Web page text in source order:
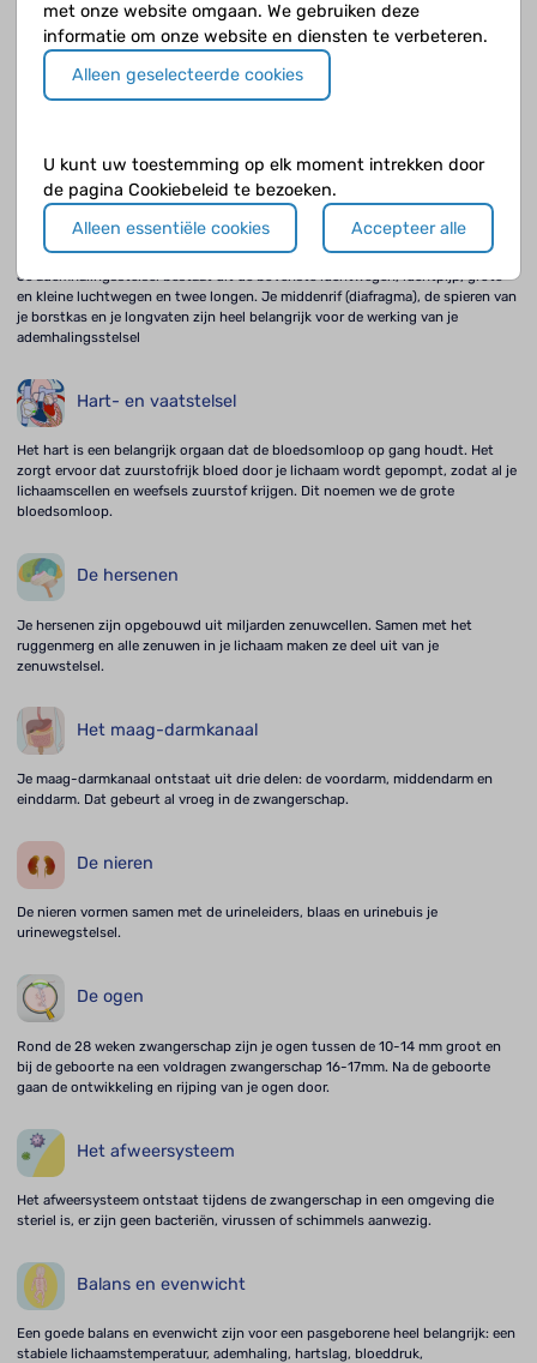
Voor de geboorte krijgt de foetus voedingsstoffen en zuurstof via het bloed
van de moeder.
Vroeggeboorte en mogelijke problemen
rijping van belangrijke organen en systemen kijkt tijdens de zwangerschap.
De longen en ademhaling
Je ademhalingsstelsel bestaat uit de bovenste luchtwegen, luchtpijp, grote
en kleine luchtwegen en twee longen. Je middenrif (diafragma), de spieren van
je borstkas en je longvaten zijn heel belangrijk voor de werking van je
ademhalingsstelsel
Hart- en vaatstelsel
Het hart is een belangrijk orgaan dat de bloedsomloop op gang houdt. Het
zorgt ervoor dat zuurstofrijk bloed door je lichaam wordt gepompt, zodat al je
lichaamscellen en weefsels zuurstof krijgen. Dit noemen we de grote
bloedsomloop.
De hersenen
Je hersenen zijn opgebouwd uit miljarden zenuwcellen. Samen met het
ruggenmerg en alle zenuwen in je lichaam maken ze deel uit van je
zenuwstelsel.
Het maag-darmkanaal
Je maag-darmkanaal ontstaat uit drie delen: de voordarm, middendarm en
einddarm. Dat gebeurt al vroeg in de zwangerschap.
De nieren
De nieren vormen samen met de urineleiders, blaas en urinebuis je
urinewegstelsel.
De ogen
Rond de 28 weken zwangerschap zijn je ogen tussen de 10-14 mm groot en
bij de geboorte na een voldragen zwangerschap 16-17mm. Na de geboorte
gaan de ontwikkeling en rijping van je ogen door.
Het afweersysteem
Het afweersysteem ontstaat tijdens de zwangerschap in een omgeving die
steriel is, er zijn geen bacteriën, virussen of schimmels aanwezig.
Balans en evenwicht
Een goede balans en evenwicht zijn voor een pasgeborene heel belangrijk: een
stabiele lichaamstemperatuur, ademhaling, hartslag, bloeddruk,
met onze website omgaan. We gebruiken deze
informatie om onze website en diensten te verbeteren.
Alleen geselecteerde cookies
U kunt uw toestemming op elk moment intrekken door
de pagina Cookiebeleid te bezoeken.
Alleen essentiële cookies
Accepteer alle